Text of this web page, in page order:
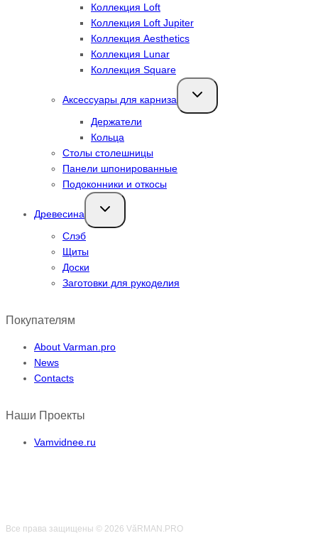
Коллекция Loft
Коллекция Loft Jupiter
Коллекция Aesthetics
Коллекция Lunar
Коллекция Square
Аксессуары для карниза
Переключить
дочернее
Держатели
Кольца
Столы столешницы
Панели шпонированные
Подоконники и откосы
Древесина
Переключить
дочернее
Слэб
Щиты
Доски
Заготовки для рукоделия
Покупателям
About Varman.pro
News
Contacts
Наши Проекты
Vamvidnee.ru
Все права защищены © 2026 VӑRMAN.PRO